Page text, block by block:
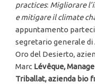
practices: Migliorare
e mitigare il climate
appuntamento
segretario generale di
Oro del Desierto,
Marc Lévêque,
Triballat, azienda bio